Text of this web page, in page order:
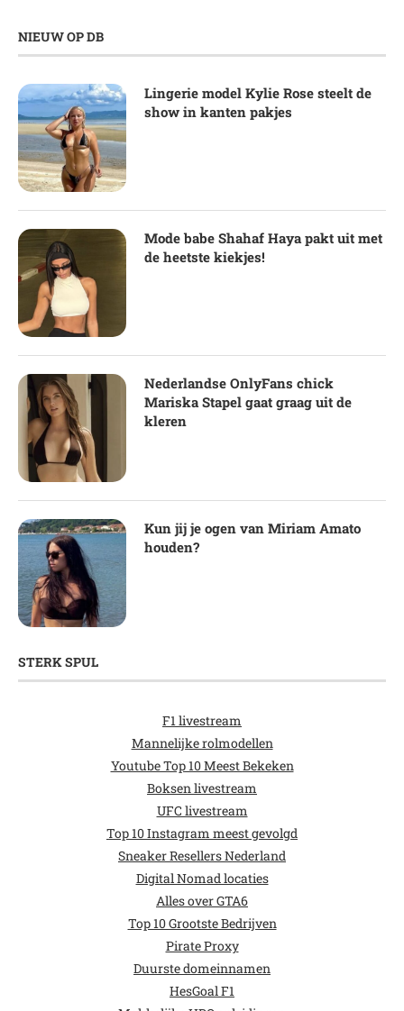
NIEUW OP DB
Lingerie model Kylie Rose steelt de
show in kanten pakjes
Mode babe Shahaf Haya pakt uit met
de heetste kiekjes!
Nederlandse OnlyFans chick
Mariska Stapel gaat graag uit de
kleren
Kun jij je ogen van Miriam Amato
houden?
STERK SPUL
F1 livestream
Mannelijke rolmodellen
Youtube Top 10 Meest Bekeken
Boksen livestream
UFC livestream
Top 10 Instagram meest gevolgd
Sneaker Resellers Nederland
Digital Nomad locaties
Alles over GTA6
Top 10 Grootste Bedrijven
Pirate Proxy
Duurste domeinnamen
HesGoal F1